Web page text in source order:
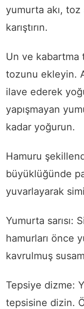
yumurta akı,
karıştırın.
Un ve kabartma
tozunu ekleyin.
ilave ederek
yapışmayan
kadar yoğurun.
Hamuru
büyüklüğünde
yuvarlayarak
Yumurta sarısı:
hamurları önce
kavrulmuş
Tepsiye dizme:
tepsisine dizin.